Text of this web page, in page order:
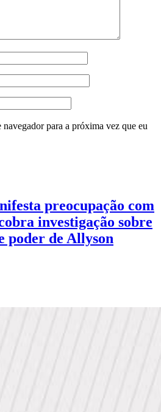
navegador para a próxima vez que eu
preocupação com
investigação sobre
poder de Allyson